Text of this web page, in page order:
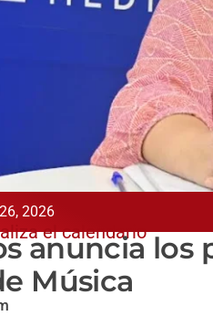
2026
el calendario
anuncia los
Música